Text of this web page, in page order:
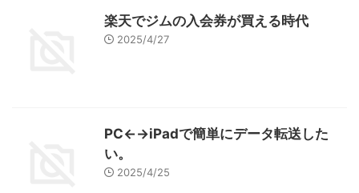
楽天でジムの入会券が買える時代
2025/4/27
PC←→iPadで簡単にデータ転送した
い。
2025/4/25